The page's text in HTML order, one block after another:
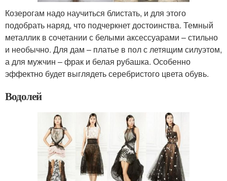
Козерогам надо научиться блистать, и для этого
подобрать наряд, что подчеркнет достоинства. Темный
металлик в сочетании с белыми аксессуарами – стильно
и необычно. Для дам – платье в пол с летящим силуэтом,
а для мужчин – фрак и белая рубашка. Особенно
эффектно будет выглядеть серебристого цвета обувь.
Водолей